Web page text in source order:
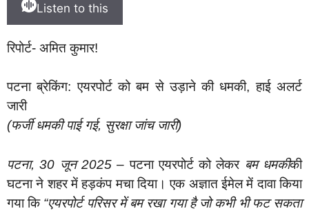
Listen to this
रिपोर्ट- अमित कुमार!
पटना ब्रेकिंग: एयरपोर्ट को बम से उड़ाने की धमकी, हाई अलर्ट
जारी
(फर्जी धमकी पाई गई, सुरक्षा जांच जारी)
पटना, 30 जून 2025– पटना एयरपोर्ट को लेकर बम धमकीकी
घटना ने शहर में हड़कंप मचा दिया। एक अज्ञात ईमेल में दावा किया
गया कि “एयरपोर्ट परिसर में बम रखा गया है जो कभी भी फट सकता